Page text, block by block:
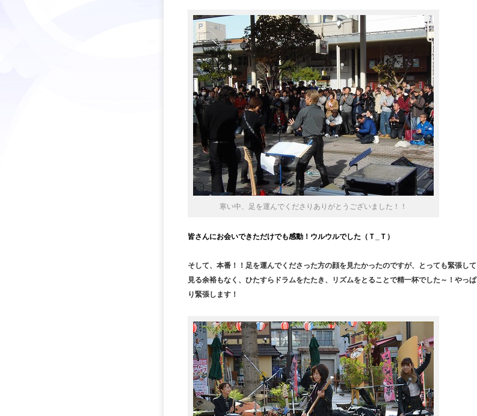
寒い中、足を運んでくださりありがとうございました！！
皆さんにお会いできただけでも感動！ウルウルでした（Ｔ_Ｔ）
そして、本番！！足を運んでくださった方の顔を見たかったのですが、とっても緊張して
見る余裕もなく、ひたすらドラムをたたき、リズムをとることで精一杯でした～！やっぱ
り緊張します！